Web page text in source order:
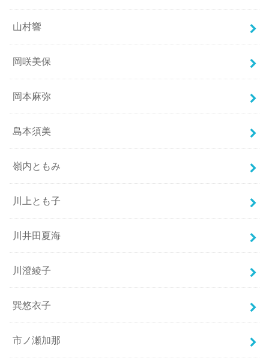
山村響
岡咲美保
岡本麻弥
島本須美
嶺内ともみ
川上とも子
川井田夏海
川澄綾子
巽悠衣子
市ノ瀬加那